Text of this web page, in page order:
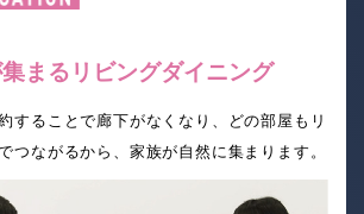
まるリビングダイニング
することで廊下がなくなり、どの部屋もリ
つながるから、家族が自然に集まります。